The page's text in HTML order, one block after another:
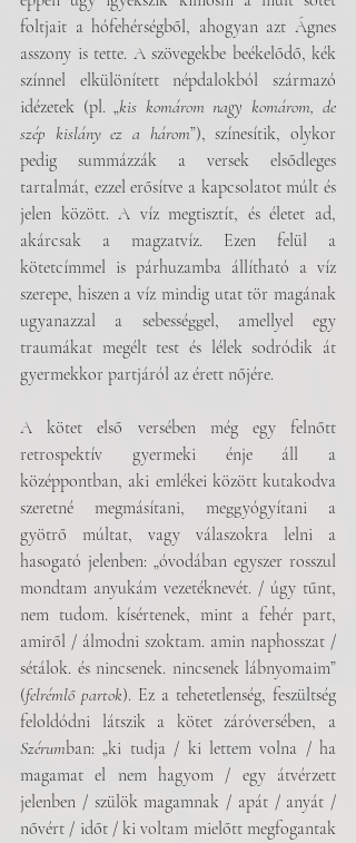
foltjait a hófehérségből, ahogyan azt Ágnes
asszony is tette. A szövegekbe beékelődő, kék
színnel elkülönített népdalokból származó
idézetek (pl. „kis komárom nagy komárom, de
szép kislány ez a három”), színesítik, olykor
pedig summázzák a versek elsődleges
tartalmát, ezzel erősítve a kapcsolatot múlt és
jelen között. A víz megtisztít, és életet ad,
akárcsak a magzatvíz. Ezen felül a
kötetcímmel is párhuzamba állítható a víz
szerepe, hiszen a víz mindig utat tör magának
ugyanazzal a sebességgel, amellyel egy
traumákat megélt test és lélek sodródik át
gyermekkor partjáról az érett nőjére.
A kötet első versében még egy felnőtt
retrospektív gyermeki énje áll a
középpontban, aki emlékei között kutakodva
szeretné megmásítani, meggyógyítani a
gyötrő múltat, vagy válaszokra lelni a
hasogató jelenben: „óvodában egyszer rosszul
mondtam anyukám vezetéknevét. / úgy tűnt,
nem tudom. kísértenek, mint a fehér part,
amiről / álmodni szoktam. amin naphosszat /
sétálok. és nincsenek. nincsenek lábnyomaim”
(felrémlő partok). Ez a tehetetlenség, feszültség
Szérumban: „ki tudja / ki lettem volna / ha
magamat el nem hagyom / egy átvérzett
jelenben / szülök magamnak / apát / anyát /
nővért / időt / ki voltam mielőtt megfogantak